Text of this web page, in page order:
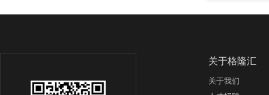
关于格隆汇
关于我们